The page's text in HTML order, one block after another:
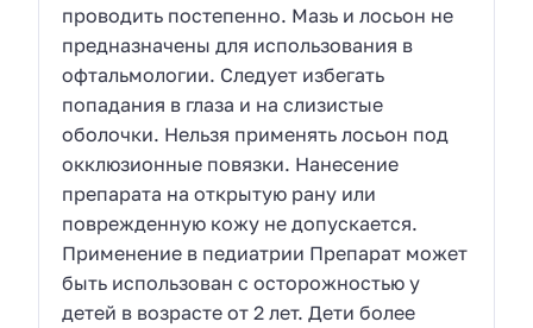
проводить постепенно. Мазь и лосьон не
предназначены для использования в
офтальмологии. Следует избегать
попадания в глаза и на слизистые
оболочки. Нельзя применять лосьон под
окклюзионные повязки. Нанесение
препарата на открытую рану или
поврежденную кожу не допускается.
Применение в педиатрии Препарат может
быть использован с осторожностью у
детей в возрасте от 2 лет. Дети более